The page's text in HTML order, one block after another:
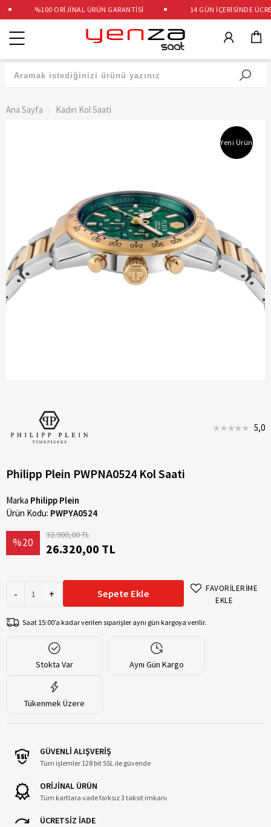
%100 ORİJİNAL ÜRÜN GARANTİSİ 14 GÜN İÇERİSİNDE
Kategoriler
Ana Sayfa Kadın Kol Saati
Yeni Ürün
5,0
Philipp Plein PWPNA0524 Kol Saati
Marka Philipp Plein
Ürün Kodu: PWPYA0524
%20
32.900,00 TL
26.320,00 TL
- + Sepete Ekle
FAVORİLERİME
EKLE
Saat 15:00’a kadar verilen siparişler aynı gün kargoya verilir.
Stokta Var Aynı Gün Kargo
Tükenmek Üzere
GÜVENLİ ALIŞVERİŞ
Tüm işlemler 128 bit SSL ile güvende
ORİJİNAL ÜRÜN
Tüm kartlara vade farksız 3 taksit imkanı
ÜCRETSİZ İADE